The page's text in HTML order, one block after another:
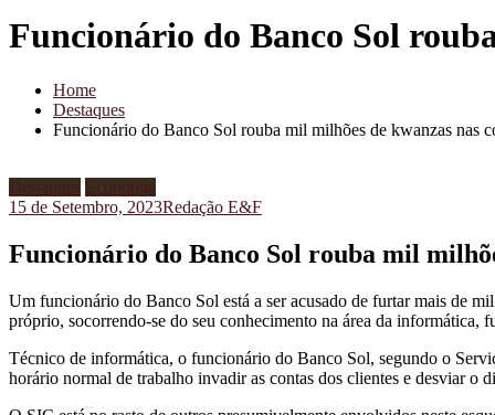
Funcionário do Banco Sol
Home
Destaques
Funcionário do Banco Sol rouba mil milhões de kwanzas nas
Destaques Economia
15 de Setembro, 2023Redação E&F
Funcionário do Banco Sol rouba mil
Um funcionário do Banco Sol está a ser acusado de furtar mais de
próprio, socorrendo-se do seu conhecimento na área da informática,
Técnico de informática, o funcionário do Banco Sol, segundo o
horário normal de trabalho invadir as contas dos clientes e desviar o